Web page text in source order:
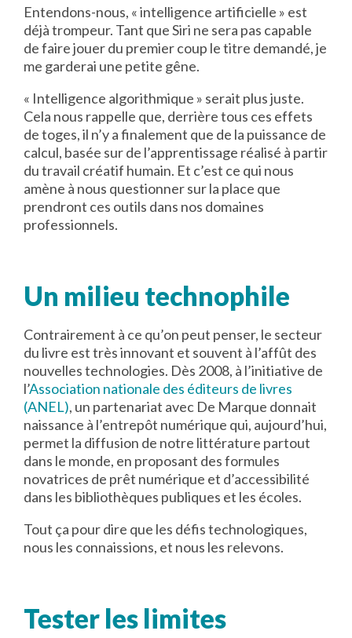
Entendons-nous, « intelligence artificielle » est
déjà trompeur. Tant que Siri ne sera pas capable
de faire jouer du premier coup le titre demandé, je
me garderai une petite gêne.
« Intelligence algorithmique » serait plus juste.
Cela nous rappelle que, derrière tous ces effets
de toges, il n’y a finalement que de la puissance de
calcul, basée sur de l’apprentissage réalisé à partir
du travail créatif humain. Et c’est ce qui nous
amène à nous questionner sur la place que
prendront ces outils dans nos domaines
professionnels.
Un milieu technophile
Contrairement à ce qu’on peut penser, le secteur
du livre est très innovant et souvent à l’affût des
nouvelles technologies. Dès 2008, à l’initiative de
l’Association nationale des éditeurs de livres
(ANEL), un partenariat avec De Marque donnait
naissance à l’entrepôt numérique qui, aujourd’hui,
permet la diffusion de notre littérature partout
dans le monde, en proposant des formules
novatrices de prêt numérique et d’accessibilité
dans les bibliothèques publiques et les écoles.
Tout ça pour dire que les défis technologiques,
nous les connaissions, et nous les relevons.
Tester les limites